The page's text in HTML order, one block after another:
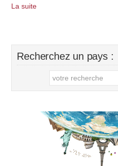
La suite
Recherchez un pays :